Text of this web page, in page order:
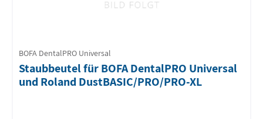
BOFA DentalPRO Universal
Staubbeutel für BOFA DentalPRO Universal
und Roland DustBASIC/PRO/PRO-XL